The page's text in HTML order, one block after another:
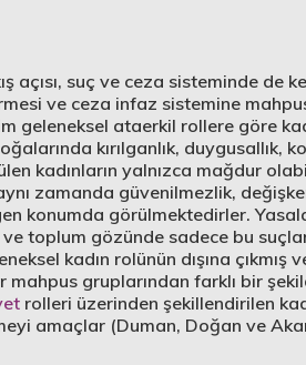
açısı, suç ve ceza sisteminde de
ve ceza infaz sistemine
geleneksel ataerkil rollere göre
kırılganlık, duygusallık,
kadınların yalnızca mağdur
zamanda güvenilmezlik,
konumda görülmektedirler.
toplum gözünde sadece bu
kadın rolünün dışına çıkmış
gruplarından farklı bir
rolleri üzerinden şekillendirilen
amaçlar (Duman, Doğan ve